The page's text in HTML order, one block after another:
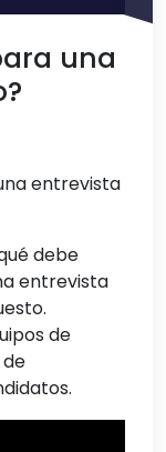
una
entrevista
debe
entrevista
de